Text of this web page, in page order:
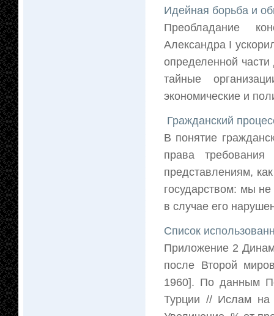
Идейная борьба и
Преобладание
Александра I
определенной
тайные
экономические и
Гражданский
В понятие
права
представлениям,
государством: мы
в случае его
Список
Приложение 2
после Второй
1960]. По данным
Турции // Ислам на